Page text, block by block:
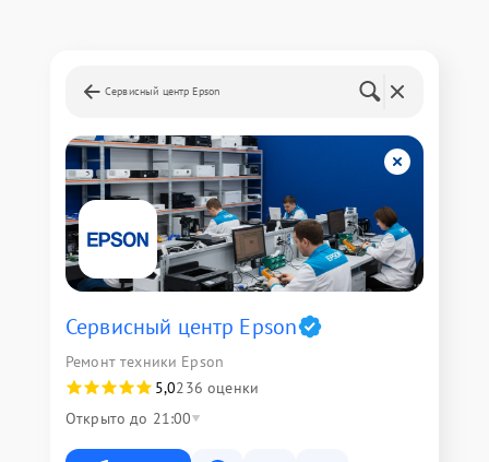
Сервисный центр Epson
Сервисный центр Epson
Ремонт техники Epson
5,0236 оценки
Открыто до 21:00